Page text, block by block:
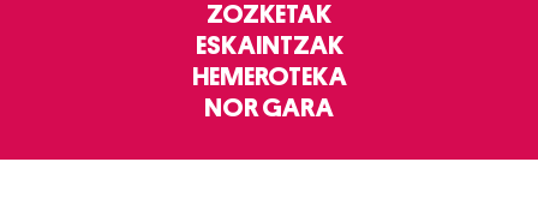
ZOZKETAK
ESKAINTZAK
HEMEROTEKA
NOR GARA